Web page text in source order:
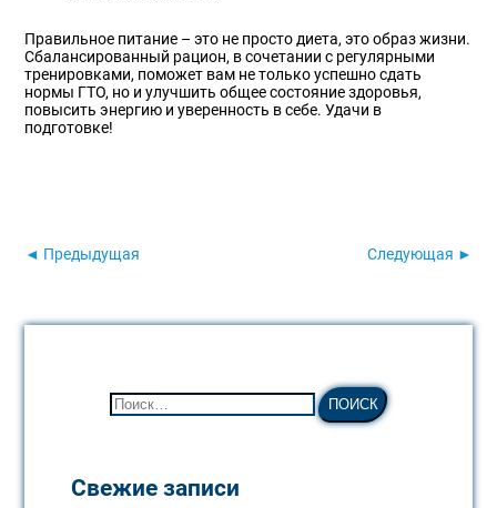
Правильное питание – это не просто диета, это образ жизни.
Сбалансированный рацион, в сочетании с регулярными
тренировками, поможет вам не только успешно сдать
нормы ГТО, но и улучшить общее состояние здоровья,
повысить энергию и уверенность в себе. Удачи в
подготовке!
◄ Предыдущая Следующая ►
Свежие записи